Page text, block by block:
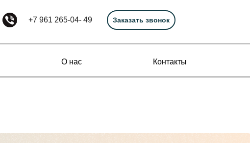
+7 961 265-04- 49 Заказать звонок
О нас Контакты